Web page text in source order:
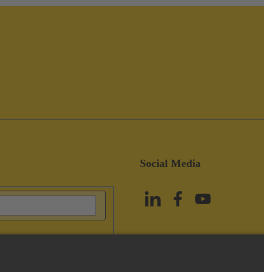
Social Media